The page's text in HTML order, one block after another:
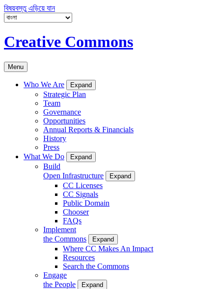
বিষয়বস্তু এড়িয়ে যান
Creative Commons
Menu
Who We Are Expand
Strategic Plan
Team
Governance
Opportunities
Annual Reports & Financials
History
Press
What We Do
Expand
Build
Open Infrastructure
Expand
CC Licenses
CC Signals
Public Domain
Chooser
FAQs
Implement
the Commons
Expand
Where CC Makes An Impact
Resources
Search the Commons
Engage
the People
Expand